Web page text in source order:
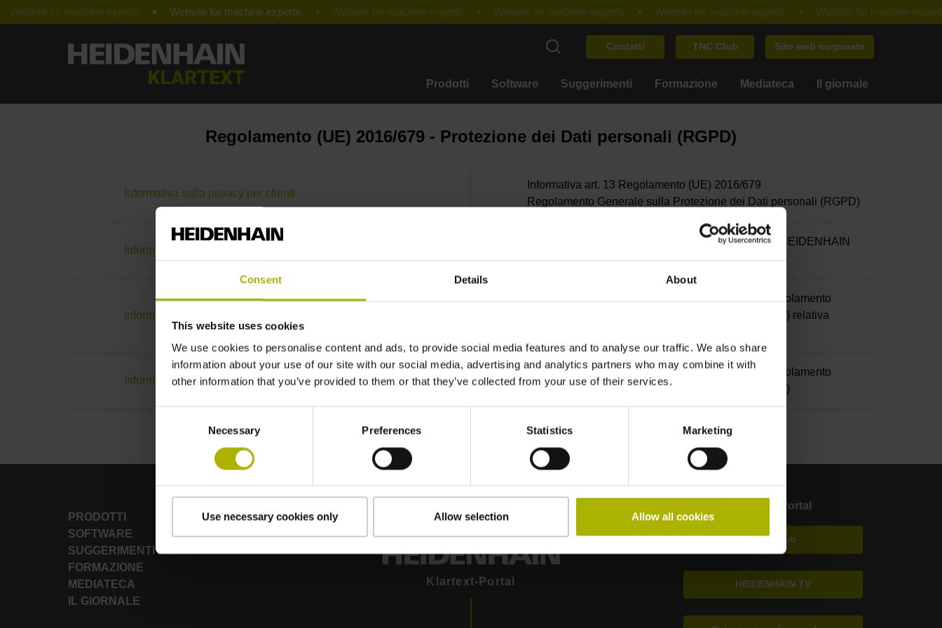
Consent Details About
This website uses cookies
We use cookies to personalise content and ads, to provide social media features and to analyse our traffic. We also share
information about your use of our site with our social media, advertising and analytics partners who may combine it with
other information that you’ve provided to them or that they’ve collected from your use of their services.
Necessary Preferences Statistics Marketing
Use necessary cookies only Allow selection Allow all cookies
Website for machine experts
Contatti TNC Club Sito web corporate
Prodotti Software Suggerimenti Formazione Mediateca Il giornale
Regolamento (UE) 2016/679 - Protezione dei Dati personali (RGPD)
Informativa sulla privacy per clienti
Informativa art. 13 Regolamento (UE) 2016/679
Regolamento Generale sulla Protezione dei Dati personali (RGPD)
Informativa sulla privacy per candidati
Modalità di trattamento curriculum vitae da parte di HEIDENHAIN
ITALIANA S.r.l.
Informativa web
Informativa art. 13 Regolamento (UE) 2016/679 Regolamento
Generale sulla Protezione dei Dati personali (RGPD) relativa
Informativa sulla privacy per fornitori
Informativa art. 13 Regolamento (UE) 2016/679 Regolamento
Generale sulla Protezione dei Dati personali (RGPD)
PRODOTTI
SOFTWARE
SUGGERIMENTI
FORMAZIONE
MEDIATECA
IL GIORNALE
Klartext-Portal
Klartext-Portal
TNC Club
HEIDENHAIN TV